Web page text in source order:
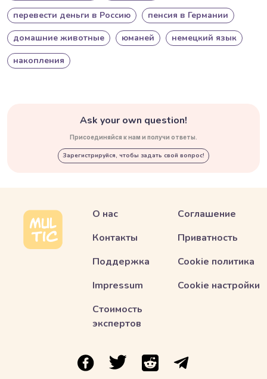
перевести деньги в Россию
пенсия в Германии
домашние животные
юманей
немецкий язык
накопления
Ask your own question!
Присоединяйся к нам и получи ответы.
Зарегистрируйся, чтобы задать свой вопрос!
О нас
Контакты
Поддержка
Impressum
Стоимость
экспертов
Соглашение
Приватность
Cookie политика
Cookie настройки
ссылка на Multic в Facebook
ссылка на Multic в Twitter
ссылка на Multic в Reddit
Ссылка на Multic в